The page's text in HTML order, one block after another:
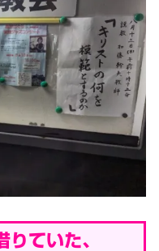
りていた、